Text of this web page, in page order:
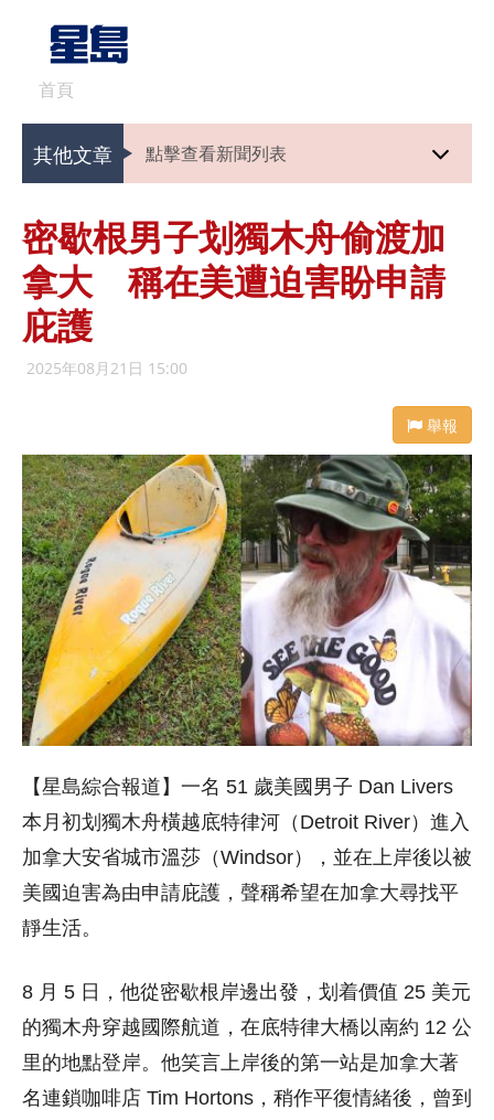
首頁
其他文章 點擊查看新聞列表
密歇根男子划獨木舟偷渡加
拿大 稱在美遭迫害盼申請
庇護
2025年08月21日 15:00
舉報
【星島綜合報道】一名 51 歲美國男子 Dan Livers
本月初划獨木舟橫越底特律河（Detroit River）進入
加拿大安省城市溫莎（Windsor），並在上岸後以被
美國迫害為由申請庇護，聲稱希望在加拿大尋找平
靜生活。
8 月 5 日，他從密歇根岸邊出發，划着價值 25 美元
的獨木舟穿越國際航道，在底特律大橋以南約 12 公
里的地點登岸。他笑言上岸後的第一站是加拿大著
名連鎖咖啡店 Tim Hortons，稍作平復情緒後，曾到